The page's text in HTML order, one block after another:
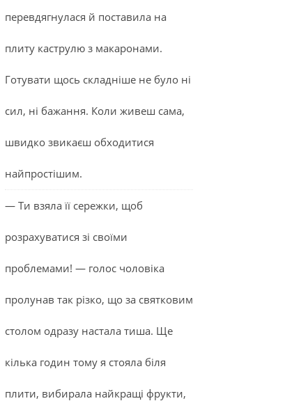
зрозуміти, що ви закохані в правильну людину
перевдягнулася й поставила на
плиту каструлю з макаронами.
Готувати щось складніше не було ні
сил, ні бажання. Коли живеш сама,
швидко звикаєш обходитися
найпростішим.
— Ти взяла її сережки, щоб
розрахуватися зі своїми
проблемами! — голос чоловіка
пролунав так різко, що за святковим
столом одразу настала тиша. Ще
кілька годин тому я стояла біля
плити, вибирала найкращі фрукти,